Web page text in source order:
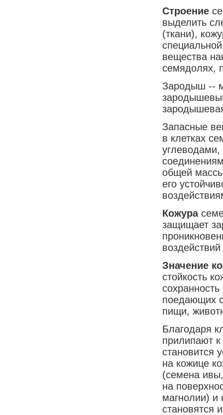
Строение
выделить
(ткани),
вещества
семядолях,
Зародыш --
Запасные
в клетках
общей
его
Кожура
защищает
Значение
стойкость
поедающих
пищи,
Благодаря
прилипают
становится
на кожице
(семена
на
магнолии) и
становятся